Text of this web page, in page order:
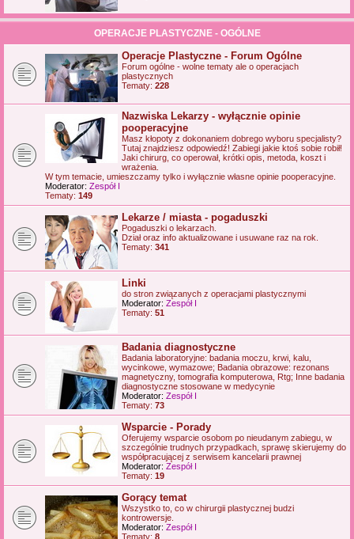
OPERACJE PLASTYCZNE - OGÓLNE
Operacje Plastyczne - Forum Ogólne
Forum ogólne - wolne tematy ale o operacjach
plastycznych
Tematy: 228
Nazwiska Lekarzy - wyłącznie opinie
pooperacyjne
Masz kłopoty z dokonaniem dobrego wyboru specjalisty?
Tutaj znajdziesz odpowiedź! Zabiegi jakie ktoś sobie robił!
Jaki chirurg, co operował, krótki opis, metoda, koszt i
wrażenia.
W tym temacie, umieszczamy tylko i wyłącznie własne opinie pooperacyjne.
Moderator: Zespół I
Tematy: 149
Lekarze / miasta - pogaduszki
Pogaduszki o lekarzach.
Dział oraz info aktualizowane i usuwane raz na rok.
Tematy: 341
Linki
do stron związanych z operacjami plastycznymi
Moderator: Zespół I
Tematy: 51
Badania diagnostyczne
Badania laboratoryjne: badania moczu, krwi, kalu,
wycinkowe, wymazowe; Badania obrazowe: rezonans
magnetyczny, tomografia komputerowa, Rtg; Inne badania
diagnostyczne stosowane w medycynie
Moderator: Zespół I
Tematy: 73
Wsparcie - Porady
Oferujemy wsparcie osobom po nieudanym zabiegu, w
szczególnie trudnych przypadkach, sprawę skierujemy do
współpracującej z serwisem kancelarii prawnej
Moderator: Zespół I
Tematy: 19
Gorący temat
Wszystko to, co w chirurgii plastycznej budzi
kontrowersje.
Moderator: Zespół I
Tematy: 8